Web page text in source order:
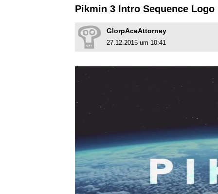
Pikmin 3 Intro Sequence Logo
GlorpAceAttorney
27.12.2015 um 10:41